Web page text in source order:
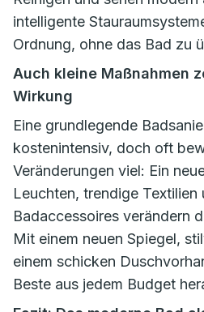
intelligente
Ordnung, ohne das Bad zu
Auch kleine Maßnahmen
Wirkung
Eine grundlegende
kostenintensiv, doch oft
Veränderungen viel: Ein
Leuchten, trendige Textilien
Badaccessoires verändern
Mit einem neuen Spiegel,
einem schicken
Beste aus jedem Budget